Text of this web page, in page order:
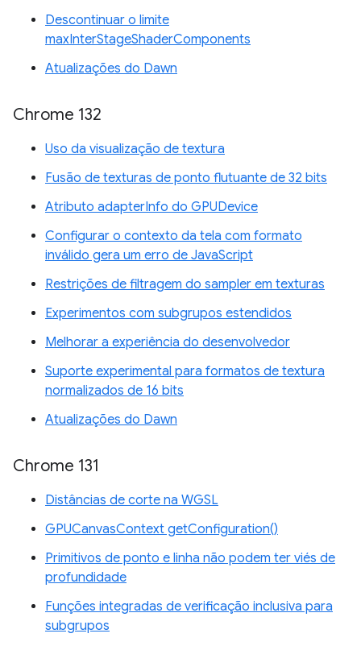
Descontinuar o limite
maxInterStageShaderComponents
Atualizações do Dawn
Chrome 132
Uso da visualização de textura
Fusão de texturas de ponto flutuante de 32 bits
Atributo adapterInfo do GPUDevice
Configurar o contexto da tela com formato
inválido gera um erro de JavaScript
Restrições de filtragem do sampler em texturas
Experimentos com subgrupos estendidos
Melhorar a experiência do desenvolvedor
Suporte experimental para formatos de textura
normalizados de 16 bits
Atualizações do Dawn
Chrome 131
Distâncias de corte na WGSL
GPUCanvasContext getConfiguration()
Primitivos de ponto e linha não podem ter viés de
profundidade
Funções integradas de verificação inclusiva para
subgrupos